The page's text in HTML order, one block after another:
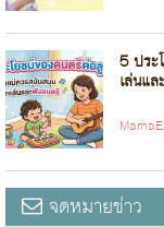
5 ประ
เล่นแ
จดหมายข่าว